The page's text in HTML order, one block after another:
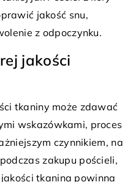
jakość snu,
z odpoczynku.
jakości
tkaniny może zdawać
wskazówkami, proces
czynnikiem, na
zakupu pościeli,
tkanina powinna